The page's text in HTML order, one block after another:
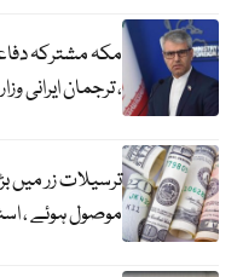
مکہ مشترکہ
، ترجمان ایرانی
موصول ہوئے ،